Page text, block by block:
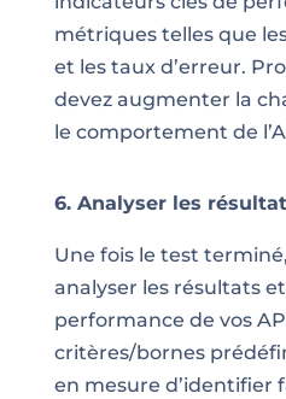
métriques telles que
et les taux d’erreur.
devez augmenter la
le comportement de
6. Analyser les
Une fois le test
analyser les résultats
performance de vos
critères/bornes
en mesure d’identifier